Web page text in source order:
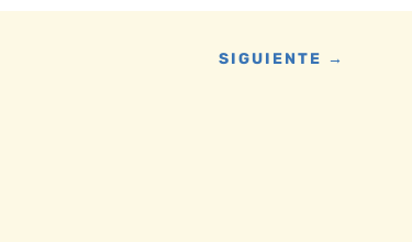
SIGUIENTE →